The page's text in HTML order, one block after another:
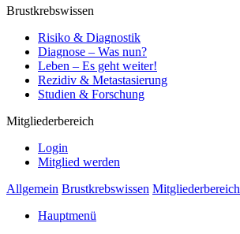
Brustkrebswissen
Risiko & Diagnostik
Diagnose – Was nun?
Leben – Es geht weiter!
Rezidiv & Metastasierung
Studien & Forschung
Mitgliederbereich
Login
Mitglied werden
Allgemein Brustkrebswissen Mitgliederbereich
Hauptmenü